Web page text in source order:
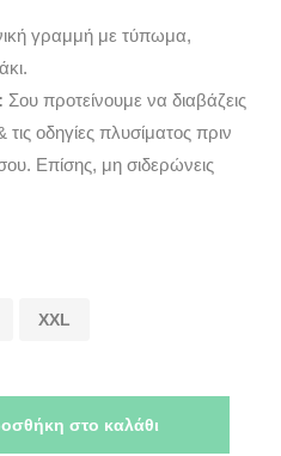
γραμμή με τύπωμα,
Σου προτείνουμε να διαβάζεις
οδηγίες πλυσίματος πριν
Επίσης, μη σιδερώνεις
XXL
στο καλάθι